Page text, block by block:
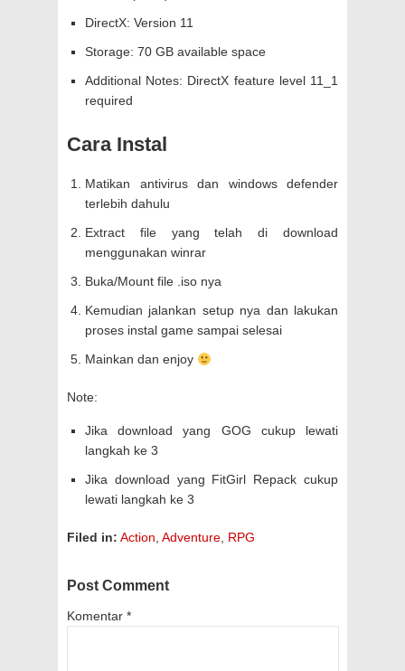
DirectX: Version 11
Storage: 70 GB available space
Additional Notes: DirectX feature level 11_1
required
Cara Instal
Matikan antivirus dan windows defender
terlebih dahulu
Extract file yang telah di download
menggunakan winrar
Buka/Mount file .iso nya
Kemudian jalankan setup nya dan lakukan
proses instal game sampai selesai
Mainkan dan enjoy
Note:
Jika download yang GOG cukup lewati
langkah ke 3
Jika download yang FitGirl Repack cukup
lewati langkah ke 3
Filed in: Action, Adventure, RPG
Post Comment
Komentar *